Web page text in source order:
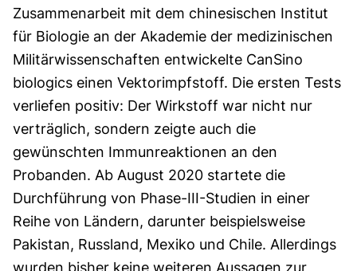
Zusammenarbeit mit dem chinesischen Institut
für Biologie an der Akademie der medizinischen
Militärwissenschaften entwickelte CanSino
biologics einen Vektorimpfstoff. Die ersten Tests
verliefen positiv: Der Wirkstoff war nicht nur
verträglich, sondern zeigte auch die
gewünschten Immunreaktionen an den
Probanden. Ab August 2020 startete die
Durchführung von Phase-III-Studien in einer
Reihe von Ländern, darunter beispielsweise
Pakistan, Russland, Mexiko und Chile. Allerdings
wurden bisher keine weiteren Aussagen zur